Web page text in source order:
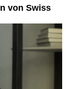
von Swiss